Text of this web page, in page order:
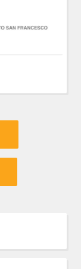
Articolo
Articolo